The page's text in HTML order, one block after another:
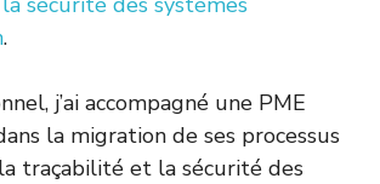
.
j’ai accompagné une PME
la migration de ses processus
traçabilité et la sécurité des